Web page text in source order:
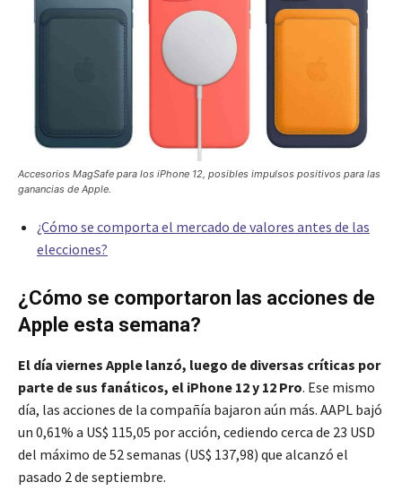
Accesorios MagSafe para los iPhone 12, posibles impulsos positivos para las
ganancias de Apple.
¿Cómo se comporta el mercado de valores antes de las
elecciones?
¿Cómo se comportaron las acciones de
Apple esta semana?
El día viernes Apple lanzó, luego de diversas críticas por
parte de sus fanáticos, el iPhone 12 y 12 Pro. Ese mismo
día, las acciones de la compañía bajaron aún más. AAPL bajó
un 0,61% a US$ 115,05 por acción, cediendo cerca de 23 USD
del máximo de 52 semanas (US$ 137,98) que alcanzó el
pasado 2 de septiembre.